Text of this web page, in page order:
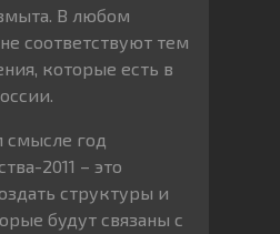
В любом
соответствуют тем
которые есть в
смысле год
2011 – это
структуры и
будут связаны с